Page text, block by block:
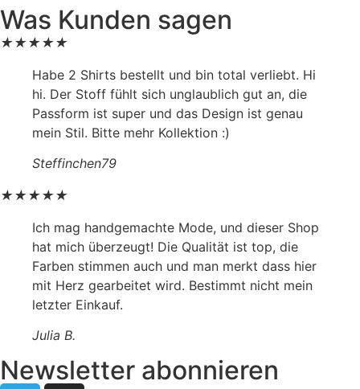
Was Kunden sagen
★★★★★
Habe 2 Shirts bestellt und bin total verliebt. Hi
hi. Der Stoff fühlt sich unglaublich gut an, die
Passform ist super und das Design ist genau
mein Stil. Bitte mehr Kollektion :)
Steffinchen79
★★★★★
Ich mag handgemachte Mode, und dieser Shop
hat mich überzeugt! Die Qualität ist top, die
Farben stimmen auch und man merkt dass hier
mit Herz gearbeitet wird. Bestimmt nicht mein
letzter Einkauf.
Julia B.
Newsletter abonnieren